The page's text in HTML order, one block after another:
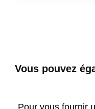
Vous pouvez